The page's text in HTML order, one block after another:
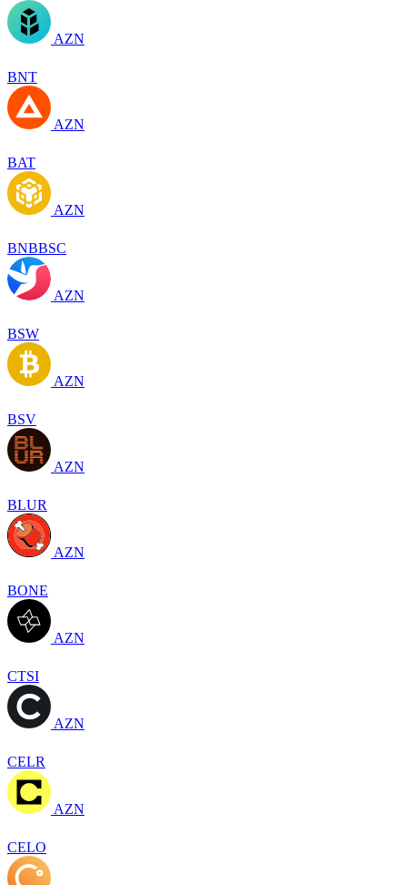
AZN
BNT
AZN
BAT
AZN
BNBBSC
AZN
BSW
AZN
BSV
AZN
BLUR
AZN
BONE
AZN
CTSI
AZN
CELR
AZN
CELO